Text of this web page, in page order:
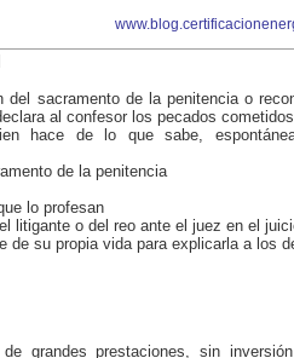
del sacramento de la penitencia o
al confesor los pecados cometidos
hace de lo que sabe,
de la penitencia
lo profesan
litigante o del reo ante el juez en el
de su propia vida para explicarla a los
grandes prestaciones, sin